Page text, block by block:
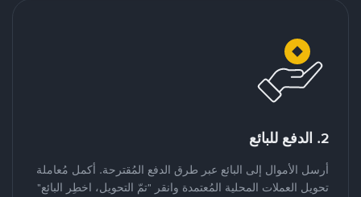
2. الدفع للبائع
أرسل الأموال إلى البائع عبر طرق الدفع المُقترحة. أكمل مُعاملة
تحويل العملات المحلية المُعتمدة وانقر "تمّ التحويل، اخطِر البائع"